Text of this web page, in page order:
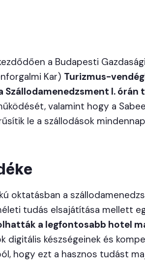
a Budapesti
Kar) Turizmus-
I.
valamint hogy a
le a szállodások
oktatásban a
tudás elsajátítása mellett
a legfontosabb hotel
digitális készségeinek és
hogy ezt a hasznos tudást